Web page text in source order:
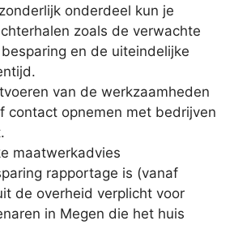
onderdeel kun je
zoals de verwachte
en de uiteindelijke
van de werkzaamheden
contact opnemen met bedrijven
maatwerkadvies
rapportage is (vanaf
de overheid verplicht voor
in Megen die het huis